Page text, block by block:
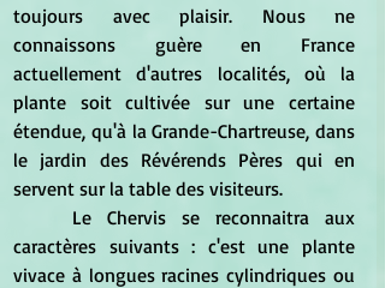
toujours avec plaisir. Nous ne
connaissons guère en France
actuellement d'autres localités, où la
plante soit cultivée sur une certaine
étendue, qu'à la Grande-Chartreuse, dans
le jardin des Révérends Pères qui en
servent sur la table des visiteurs.
caractères suivants : c'est une plante
vivace à longues racines cylindriques ou